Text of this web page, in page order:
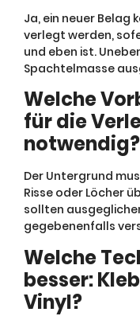
Ja, ein neuer Belag
verlegt werden,
und eben ist.
Spachtelmasse
Welche
für die
notwendig?
Der Untergrund
Risse oder Löcher
sollten
gegebenenfalls
Welche
besser:
Vinyl?